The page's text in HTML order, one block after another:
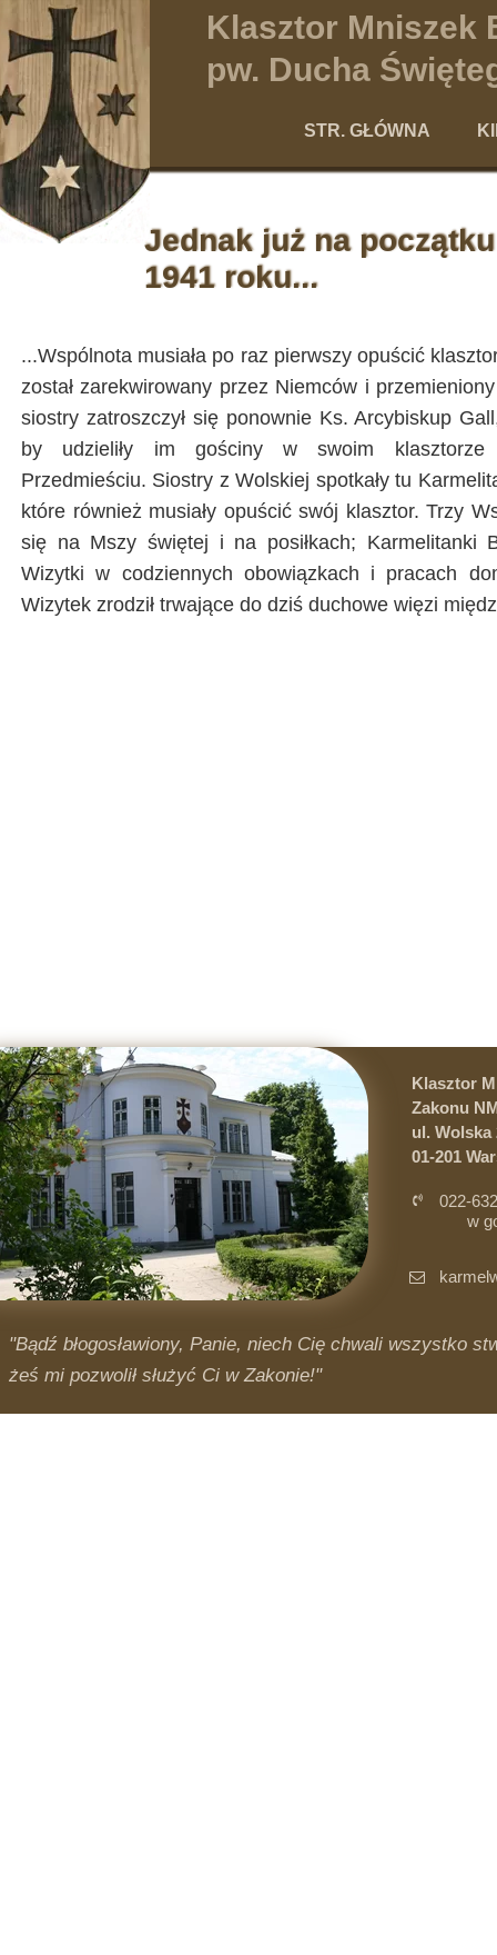
Jednak już na
1941 roku...
...Wspólnota musiała po raz pierwszy opuścić
został zarekwirowany przez Niemców i
siostry zatroszczył się ponownie Ks. Arcybiskup
by udzieliły im gościny w swoim klasztorze
Przedmieściu. Siostry z Wolskiej spotkały tu
które również musiały opuścić swój klasztor. Trzy
się na Mszy świętej i na posiłkach; Karmelitanki
Wizytki w codziennych obowiązkach i pracach
Wizytek zrodził trwające do dziś duchowe więzi
STR. GŁÓWNA
Klasztor Mniszek
pw. Ducha
022-
w
Klasztor
Zakonu
ul. Wolska
01-201
"Bądź błogosławiony, Panie, niech Cię chwali wszystko
żeś mi pozwolił służyć Ci w Zakonie!"